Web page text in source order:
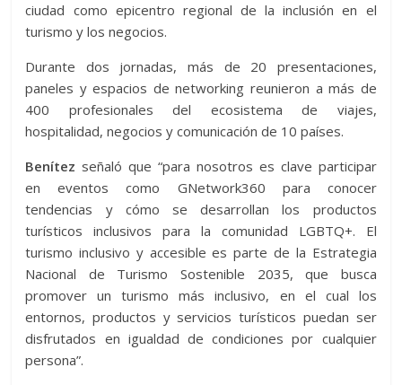
ciudad como epicentro regional de la inclusión en el
turismo y los negocios.
Durante dos jornadas, más de 20 presentaciones,
paneles y espacios de networking reunieron a más de
400 profesionales del ecosistema de viajes,
hospitalidad, negocios y comunicación de 10 países.
Benítez señaló que “para nosotros es clave participar
en eventos como GNetwork360 para conocer
tendencias y cómo se desarrollan los productos
turísticos inclusivos para la comunidad LGBTQ+. El
turismo inclusivo y accesible es parte de la Estrategia
Nacional de Turismo Sostenible 2035, que busca
promover un turismo más inclusivo, en el cual los
entornos, productos y servicios turísticos puedan ser
disfrutados en igualdad de condiciones por cualquier
persona”.